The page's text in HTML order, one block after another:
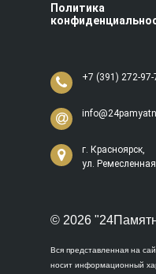
© 2026
Вся представленная на
носит информационный
Политика
+7 (391) 272-97-
г. Красноярск,
ул.